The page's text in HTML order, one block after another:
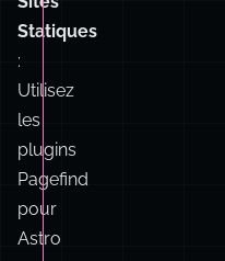
les
plugins
Pagefind
pour
Astro
ou
Hugo
afin
d’automatiser